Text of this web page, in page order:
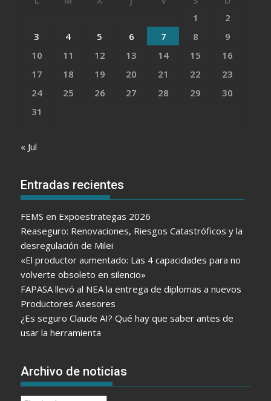
1
2
3
4 5 6 7 8
9
10
11 12 13 14 15
16
17
18 19 20 21 22
23
24
25 26 27 28 29
30
31
« Jul
Entradas recientes
FEMS en Expoestrategas 2026
Reaseguro: Renovaciones, Riesgos Catastróficos y la
desregulación de Milei
«El productor aumentado: Las 4 capacidades para no
volverte obsoleto en silencio»
FAPASA llevó al NEA la entrega de diplomas a nuevos
Productores Asesores
¿Es seguro Claude AI? Qué hay que saber antes de
usar la herramienta
Archivo de noticias